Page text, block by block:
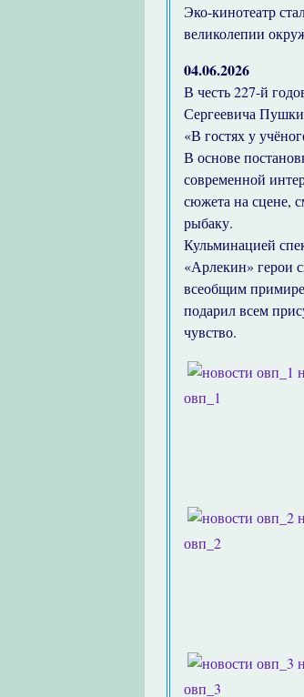
Эко-кинотеатр
великолепии
04.06.2026
В честь 227-й
Сергеевича
«В гостях у
В основе
современной
сюжета на сцене,
рыбаку.
Кульминацией
«Арлекин» герои
всеобщим
подарил всем
чувство.
овп_1
овп_2
овп_3